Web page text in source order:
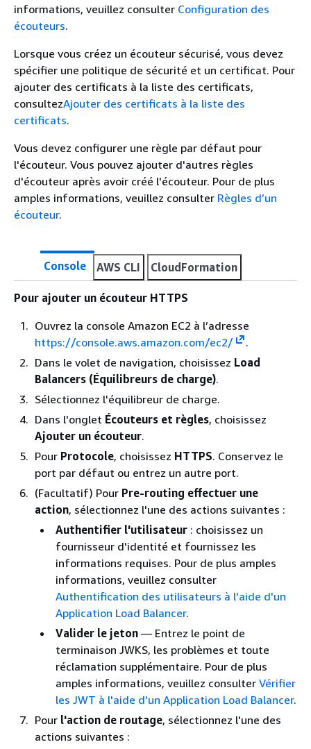
informations, veuillez consulter Configuration des
écouteurs.
Lorsque vous créez un écouteur sécurisé, vous devez
spécifier une politique de sécurité et un certificat. Pour
ajouter des certificats à la liste des certificats,
consultezAjouter des certificats à la liste des
certificats.
Vous devez configurer une règle par défaut pour
l'écouteur. Vous pouvez ajouter d'autres règles
d'écouteur après avoir créé l'écouteur. Pour de plus
amples informations, veuillez consulter Règles d’un
écouteur.
Console AWS CLI CloudFormation
Pour ajouter un écouteur HTTPS
Ouvrez la console Amazon EC2 à l’adresse
https://console.aws.amazon.com/ec2/
.
Dans le volet de navigation, choisissez Load
Balancers (Équilibreurs de charge).
Sélectionnez l'équilibreur de charge.
Dans l'onglet Écouteurs et règles, choisissez
Ajouter un écouteur.
Pour Protocole, choisissez HTTPS. Conservez le
port par défaut ou entrez un autre port.
(Facultatif) Pour Pre-routing effectuer une
action, sélectionnez l'une des actions suivantes :
Authentifier l'utilisateur : choisissez un
fournisseur d'identité et fournissez les
informations requises. Pour de plus amples
informations, veuillez consulter
Authentification des utilisateurs à l'aide d'un
Application Load Balancer.
Valider le jeton — Entrez le point de
terminaison JWKS, les problèmes et toute
réclamation supplémentaire. Pour de plus
amples informations, veuillez consulter Vérifier
les JWT à l'aide d'un Application Load Balancer.
Pour l'action de routage, sélectionnez l'une des
actions suivantes :